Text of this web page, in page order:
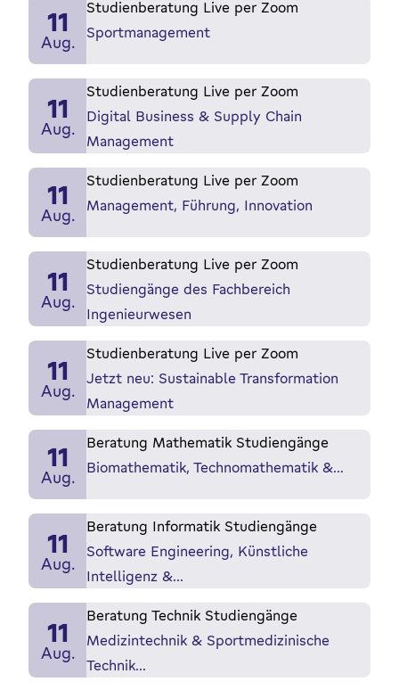
11
Aug.
Studienberatung Live per Zoom
Sportmanagement
11
Aug.
Studienberatung Live per Zoom
Digital Business & Supply Chain
Management
11
Aug.
Studienberatung Live per Zoom
Management, Führung, Innovation
11
Aug.
Studienberatung Live per Zoom
Studiengänge des Fachbereich
Ingenieurwesen
11
Aug.
Studienberatung Live per Zoom
Jetzt neu: Sustainable Transformation
Management
11
Aug.
Beratung Mathematik Studiengänge
Biomathematik, Technomathematik &…
11
Aug.
Beratung Informatik Studiengänge
Software Engineering, Künstliche
Intelligenz &…
11
Aug.
Beratung Technik Studiengänge
Medizintechnik & Sportmedizinische
Technik…